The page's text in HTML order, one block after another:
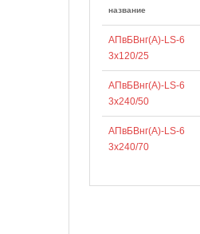
название
АПвБВнг(А)-LS-6
3х120/25
АПвБВнг(А)-LS-6
3х240/50
АПвБВнг(А)-LS-6
3х240/70